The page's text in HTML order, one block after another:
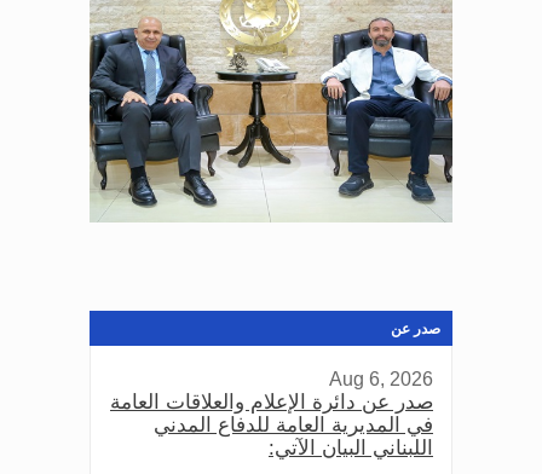
صدر عن
Aug 6, 2026
صدر عن دائرة الإعلام والعلاقات العامة
في المديرية العامة للدفاع المدني
اللبناني البيان الآتي: